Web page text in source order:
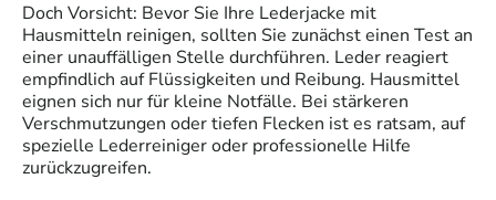
Doch Vorsicht: Bevor Sie Ihre Lederjacke mit
Hausmitteln reinigen, sollten Sie zunächst einen Test an
einer unauffälligen Stelle durchführen. Leder reagiert
empfindlich auf Flüssigkeiten und Reibung. Hausmittel
eignen sich nur für kleine Notfälle. Bei stärkeren
Verschmutzungen oder tiefen Flecken ist es ratsam, auf
spezielle Lederreiniger oder professionelle Hilfe
zurückzugreifen.